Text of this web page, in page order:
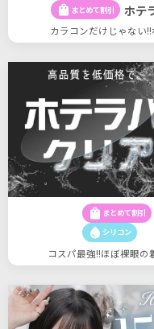
shopping_bag まとめて割引 ホテ
カラコンだけじゃない
shopping_bag まとめて割引
water_drop シリコン
コスパ最強!!ほぼ裸眼